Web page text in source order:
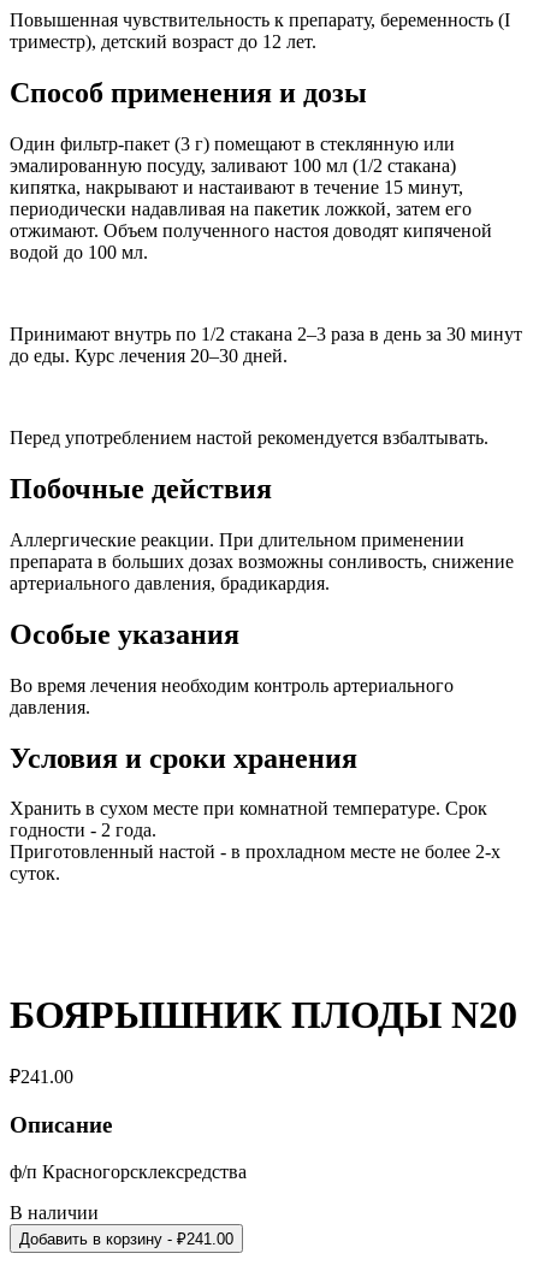
Повышенная чувствительность к препарату, беременность (I
триместр), детский возраст до 12 лет.
Способ применения и дозы
Один фильтр-пакет (3 г) помещают в стеклянную или
эмалированную посуду, заливают 100 мл (1/2 стакана)
кипятка, накрывают и настаивают в течение 15 минут,
периодически надавливая на пакетик ложкой, затем его
отжимают. Объем полученного настоя доводят кипяченой
водой до 100 мл.
Принимают внутрь по 1/2 стакана 2–3 раза в день за 30 минут
до еды. Курс лечения 20–30 дней.
Перед употреблением настой рекомендуется взбалтывать.
Побочные действия
Аллергические реакции. При длительном применении
препарата в больших дозах возможны сонливость, снижение
артериального давления, брадикардия.
Особые указания
Во время лечения необходим контроль артериального
давления.
Условия и сроки хранения
Хранить в сухом месте при комнатной температуре. Срок
годности - 2 года.
Приготовленный настой - в прохладном месте не более 2-х
суток.
БОЯРЫШНИК ПЛОДЫ N20
₽241.00
Описание
ф/п Красногорсклексредства
В наличии
Добавить в корзину - ₽241.00